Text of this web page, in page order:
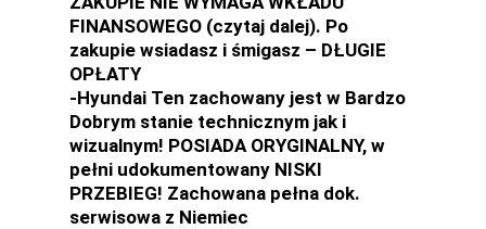
FINANSOWEGO (czytaj dalej). Po
zakupie wsiadasz i śmigasz – DŁUGIE
OPŁATY
-Hyundai Ten zachowany jest w Bardzo
Dobrym stanie technicznym jak i
wizualnym! POSIADA ORYGINALNY, w
pełni udokumentowany NISKI
PRZEBIEG! Zachowana pełna dok.
serwisowa z Niemiec